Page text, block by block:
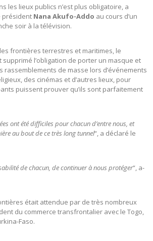
les lieux publics n’est plus obligatoire, a
président Nana Akufo-Addo au cours d’un
soir à la télévision.
frontières terrestres et maritimes, le
l’obligation de porter un masque et
rassemblements de masse lors d’événements
des cinémas et d’autres lieux, pour
puissent prouver qu’ils sont parfaitement
ont été difficiles pour chacun d’entre nous, et
au bout de ce très long tunnel“, a déclaré le
de chacun, de continuer à nous protéger“, a-
était attendue par de très nombreux
du commerce transfrontalier avec le Togo,
Faso.